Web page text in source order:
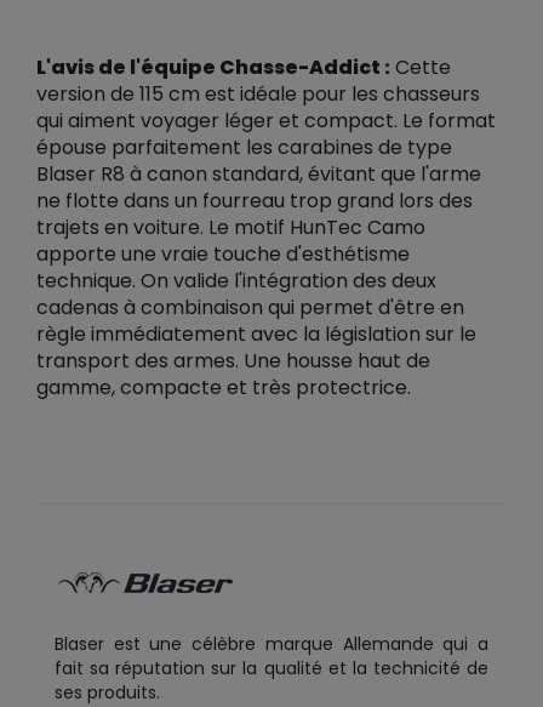
L'avis de l'équipe Chasse-Addict : Cette
version de 115 cm est idéale pour les chasseurs
qui aiment voyager léger et compact. Le format
épouse parfaitement les carabines de type
Blaser R8 à canon standard, évitant que l'arme
ne flotte dans un fourreau trop grand lors des
trajets en voiture. Le motif HunTec Camo
apporte une vraie touche d'esthétisme
technique. On valide l'intégration des deux
cadenas à combinaison qui permet d'être en
règle immédiatement avec la législation sur le
transport des armes. Une housse haut de
gamme, compacte et très protectrice.
Blaser est une célèbre marque Allemande qui a
fait sa réputation sur la qualité et la technicité de
ses produits.